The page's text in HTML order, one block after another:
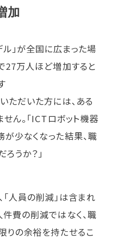
加
」が全国に広まった場
27万人ほど増加すると
ただいた方には、ある
ん。「ICTロボット機器
少なくなった結果、職
うか？」
人員の削減」は含まれ
費の削減ではなく、職
りの余裕を持たせるこ